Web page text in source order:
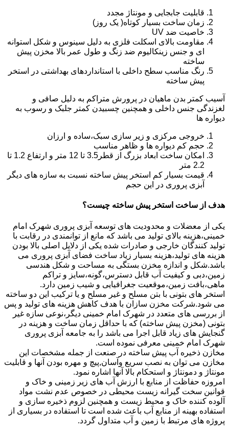
قابلیت جابجایی و مونتاژ مجدد
زمان ساخت بسیار کوتاه( یک روز)
خاصیت ضد UV
مقاومت بالای اسکلت فلزی به دلیل سینوس و شکل استوانه
ای و جنس زینکالیوم ضد زنگ و طول عمر بالا مخزن پیش
ساخته
رنگ مناسب سطح داخلی با استانداردهای بهداشتی در استخر
پیش ساخته
آسیب کمتر بدن ماهیان در پرورش متراکم به دلیل صافی و
لغزندگی جنس داخلی و همچنین چسبیدن کمتر جلبک و رسوب به
دیواره ها
خروجی مرکزی و زیر سازی سبک،ساده و ارزان
حجم کم دیواره ها و ظاهر مناسب
امکان ساخت ابعاد بزرگ از قطر3.5 تا 12 متر و ارتفاع 1.2 تا
2.2 متر
قیمت بسیار کم استخر پیش ساخته نسبت به سازه های دیگر
آبزی پروری در این حجم
هدف از ساخت استخر پیش ساخته چیست؟
یکی از معضلات و محدودیت های توسعه آبزی پروری شهرک امام
خمینی،هزینه بالای تولید می باشد که مانع از توانمندی در رقابت با
تولید کنندگان خارجی و صادرات شده یکی از دلایل اصلی بالا بودن
هزینه های تولید،هزینه بسیار زیاد ساخت فضای آبزی پروری می
باشد.شکل و اندازه مخزن بستگی به مساحت و شکل هندسی
زمین،دبی و کیفیت آب قابل دسترس،گونه،سایز و تراکم
ماهی،بافت زمین،موقعیت جغرافیایی و شیب زمین دارد.
استخر های بتونی با بتن مسلح و غیر مسلح و یا ترکیب این دو ساخته
می شود.شرکت مخزن سازان با هدف کاهش هزینه های تولید و پس
از بررسی های متعدد در شهرک امام خمینی دیگر،نوعی سازه غیر
بتونی (مخزن پیش ساخته) که با حداقل زمان ساخت و هزینه در
گنجایش های زیاد قابل اجرا می باشد را به جامعه آبزی پروری
شهرک امام خمینی معرفی نموده است.
مخازن ذخیره آب پیش ساخته در صنعت از جمله مشخصات این
مخازن می توان به نصب سریع وآسان,پیچ و مهره بودن آنها و قابلیت
مونتاژ و دمونتاژ و استحکام بالا آنها اشاره نمود.
امروزه حفاظت از منابع با ارزش آب های زیر زمینی و خاک و
قوانین سخت گیرانه زیست محیطی در خصوص عدم نشت مواد
آلوده کننده خاک و محیط زیست و همچنین لزوم ذخیره سازی و
استفاده بهینه از منابع آب باعث شده است تا استفاده در بسیاری از
پروژه های مرتبط با زمین و آب متداول گردد.